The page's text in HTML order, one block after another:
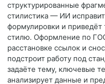
структурированные
стилистика — ИИ
формулировки и приведёт
стилю. Оформление по
расстановке ссылок и
подстроит работу под
задаёте тему, ключевые
анализирует данные и